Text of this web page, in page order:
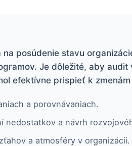
posúdenie stavu
Je dôležité, aby audit
efektívne prispieť k
a porovnávaniach.
nedostatkov a návrh
a atmosféry v organizácii.